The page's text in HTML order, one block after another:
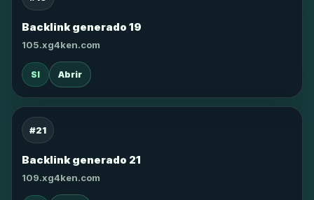
Backlink generado 19
105.xg4ken.com
SI Abrir
#21
Backlink generado 21
109.xg4ken.com